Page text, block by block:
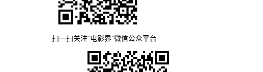
扫一扫关注“电影界”微信公众平台